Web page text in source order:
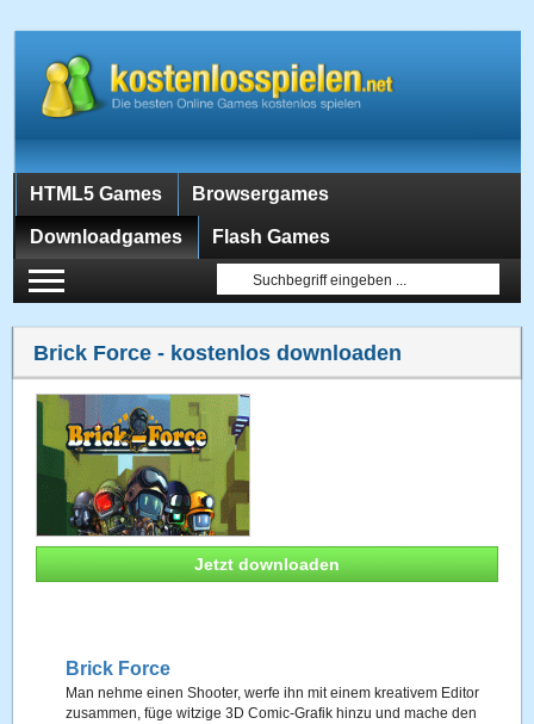
HTML5 Games Browsergames
Downloadgames Flash Games
Brick Force - kostenlos downloaden
Jetzt downloaden
Brick Force
Man nehme einen Shooter, werfe ihn mit einem kreativem Editor
zusammen, füge witzige 3D Comic-Grafik hinzu und mache den